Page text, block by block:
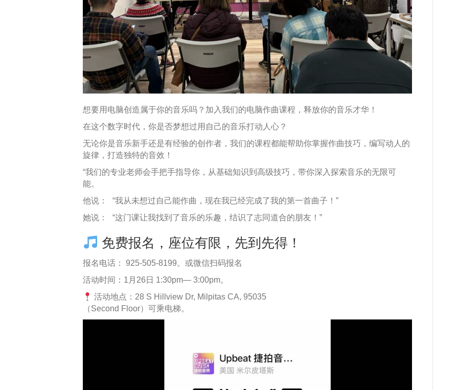
想要用电脑创造属于你的音乐吗？加入我们的电脑作曲课程，释放你的音乐才华！
在这个数字时代，你是否梦想过用自己的音乐打动人心？
无论你是音乐新手还是有经验的创作者，我们的课程都能帮助你掌握作曲技巧，编写动人的
旋律，打造独特的音效！
“我们的专业老师会手把手指导你，从基础知识到高级技巧，带你深入探索音乐的无限可
能。
他说： “我从未想过自己能作曲，现在我已经完成了我的第一首曲子！”
她说： “这门课让我找到了音乐的乐趣，结识了志同道合的朋友！”
免费报名，座位有限，先到先得！
报名电话： 925-505-8199。或微信扫码报名
活动时间：1月26日 1:30pm— 3:00pm。
活动地点：28 S Hillview Dr, Milpitas CA, 95035
（Second Floor）可乘电梯。